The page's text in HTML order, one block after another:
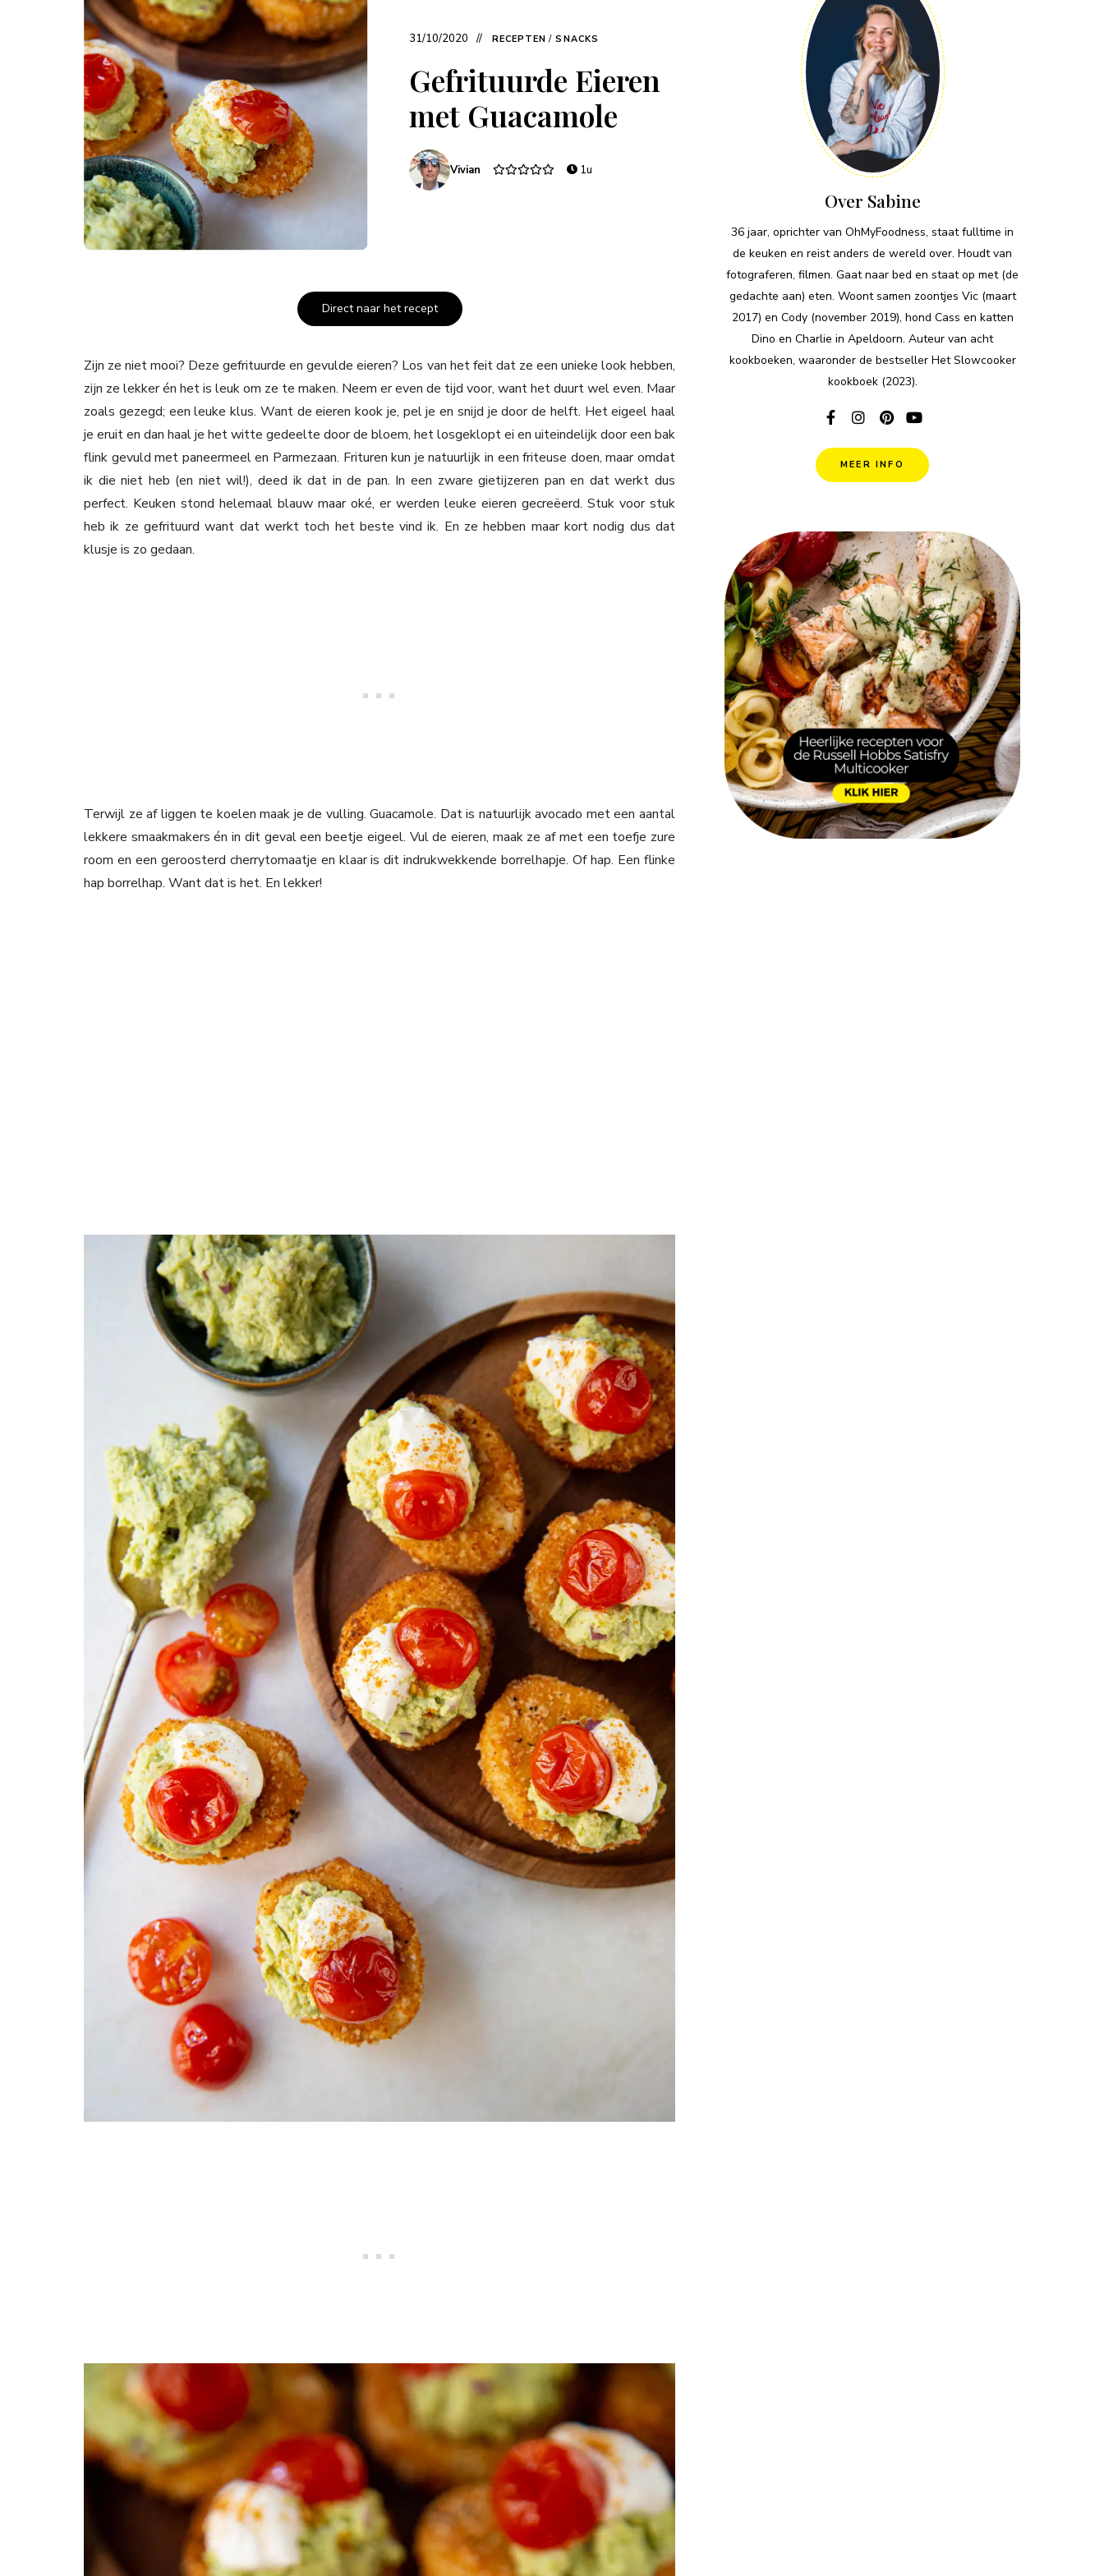
31/10/2020 RECEPTEN / SNACKS
Gefrituurde Eieren
met Guacamole
Vivian 1u
Direct naar het recept
Zijn ze niet mooi? Deze gefrituurde en gevulde eieren? Los van het feit dat ze een unieke look hebben,
zijn ze lekker én het is leuk om ze te maken. Neem er even de tijd voor, want het duurt wel even. Maar
zoals gezegd; een leuke klus. Want de eieren kook je, pel je en snijd je door de helft. Het eigeel haal
je eruit en dan haal je het witte gedeelte door de bloem, het losgeklopt ei en uiteindelijk door een bak
flink gevuld met paneermeel en Parmezaan. Frituren kun je natuurlijk in een friteuse doen, maar omdat
ik die niet heb (en niet wil!), deed ik dat in de pan. In een zware gietijzeren pan en dat werkt dus
perfect. Keuken stond helemaal blauw maar oké, er werden leuke eieren gecreëerd. Stuk voor stuk
heb ik ze gefrituurd want dat werkt toch het beste vind ik. En ze hebben maar kort nodig dus dat
klusje is zo gedaan.
Terwijl ze af liggen te koelen maak je de vulling. Guacamole. Dat is natuurlijk avocado met een aantal
lekkere smaakmakers én in dit geval een beetje eigeel. Vul de eieren, maak ze af met een toefje zure
room en een geroosterd cherrytomaatje en klaar is dit indrukwekkende borrelhapje. Of hap. Een flinke
hap borrelhap. Want dat is het. En lekker!
Over Sabine
36 jaar, oprichter van OhMyFoodness, staat fulltime in
de keuken en reist anders de wereld over. Houdt van
fotograferen, filmen. Gaat naar bed en staat op met (de
gedachte aan) eten. Woont samen zoontjes Vic (maart
2017) en Cody (november 2019), hond Cass en katten
Dino en Charlie in Apeldoorn. Auteur van acht
kookboeken, waaronder de bestseller Het Slowcooker
kookboek (2023).
MEER INFO